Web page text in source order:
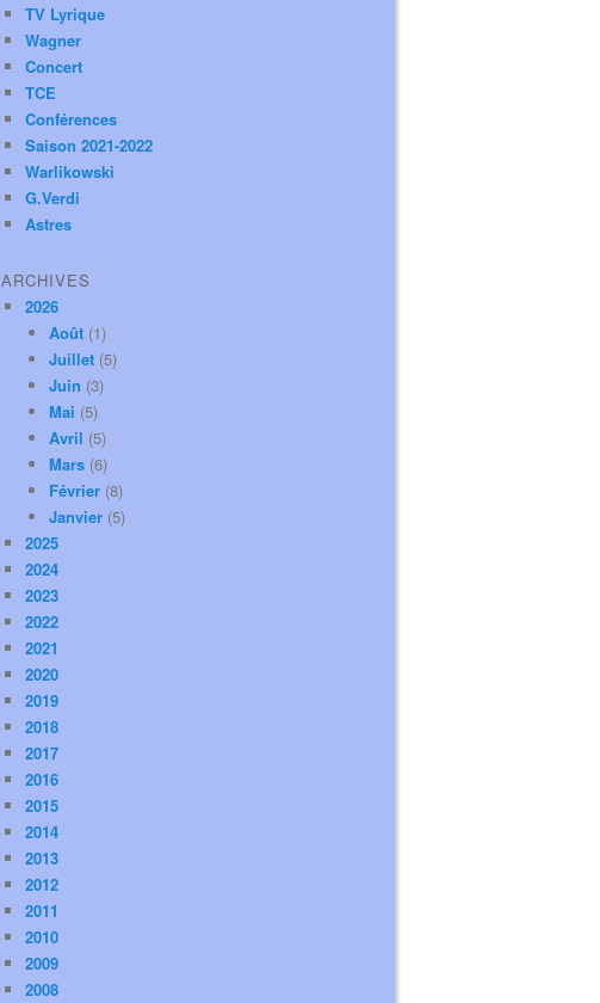
TV Lyrique
Wagner
Concert
TCE
Conférences
Saison 2021-2022
Warlikowski
G.Verdi
Astres
ARCHIVES
2026
Août (1)
Juillet (5)
Juin (3)
Mai (5)
Avril (5)
Mars (6)
Février (8)
Janvier (5)
2025
2024
2023
2022
2021
2020
2019
2018
2017
2016
2015
2014
2013
2012
2011
2010
2009
2008